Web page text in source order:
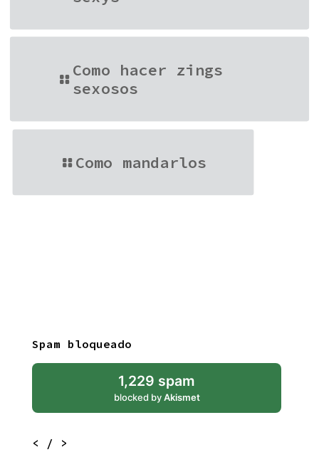
Como hacer zings
sexosos
Como mandarlos
Spam bloqueado
1,229 spam
blocked byAkismet
< / >